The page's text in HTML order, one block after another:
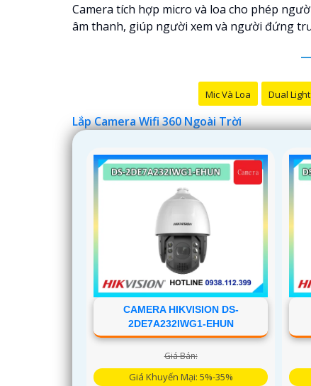
Camera tích hợp micro và loa cho phép
âm thanh, giúp người xem và người đứng
Mic Và Loa Dual Light
Lắp Camera Wifi 360 Ngoài Trời
CAMERA HIKVISION DS-
2DE7A232IWG1-EHUN
Giá Bán:
Giá Khuyến Mại: 5%-35%